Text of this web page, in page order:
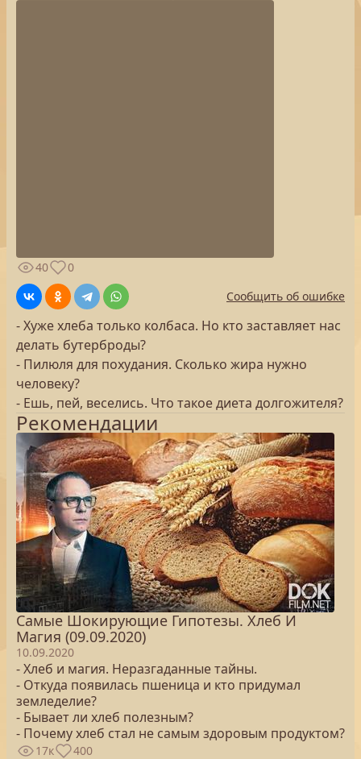
40
0
Сообщить об ошибке
- Хуже хлеба только колбаса. Но кто заставляет нас
делать бутерброды?
- Пилюля для похудания. Сколько жира нужно
человеку?
- Ешь, пей, веселись. Что такое диета долгожителя?
Рекомендации
Самые Шокирующие Гипотезы. Хлеб И
Магия (09.09.2020)
10.09.2020
- Хлеб и магия. Неразгаданные тайны.
- Откуда появилась пшеница и кто придумал
земледелие?
- Бывает ли хлеб полезным?
- Почему хлеб стал не самым здоровым продуктом?
17к 400